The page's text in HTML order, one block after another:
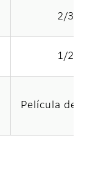
2/3”
1/2”
Película de 35